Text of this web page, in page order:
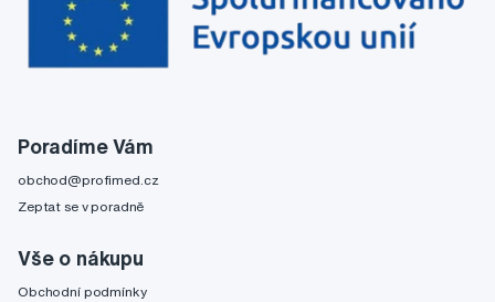
Poradíme Vám
obchod@profimed.cz
Zeptat se v poradně
Vše o nákupu
Obchodní podmínky